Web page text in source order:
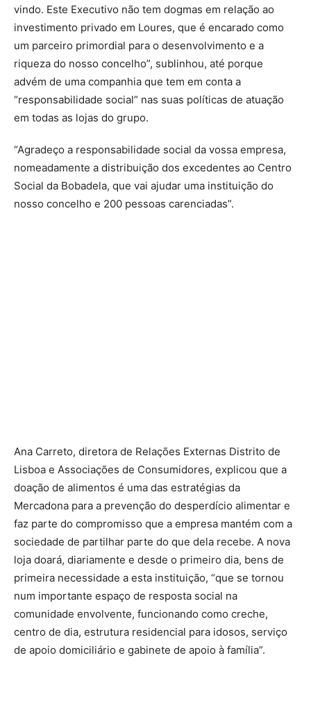
vindo. Este Executivo não tem dogmas em relação ao
investimento privado em Loures, que é encarado como
um parceiro primordial para o desenvolvimento e a
riqueza do nosso concelho”, sublinhou, até porque
advém de uma companhia que tem em conta a
“responsabilidade social” nas suas políticas de atuação
em todas as lojas do grupo.
“Agradeço a responsabilidade social da vossa empresa,
nomeadamente a distribuição dos excedentes ao Centro
Social da Bobadela, que vai ajudar uma instituição do
nosso concelho e 200 pessoas carenciadas”.
Ana Carreto, diretora de Relações Externas Distrito de
Lisboa e Associações de Consumidores, explicou que a
doação de alimentos é uma das estratégias da
Mercadona para a prevenção do desperdício alimentar e
faz parte do compromisso que a empresa mantém com a
sociedade de partilhar parte do que dela recebe. A nova
loja doará, diariamente e desde o primeiro dia, bens de
primeira necessidade a esta instituição, “que se tornou
num importante espaço de resposta social na
comunidade envolvente, funcionando como creche,
centro de dia, estrutura residencial para idosos, serviço
de apoio domiciliário e gabinete de apoio à família”.